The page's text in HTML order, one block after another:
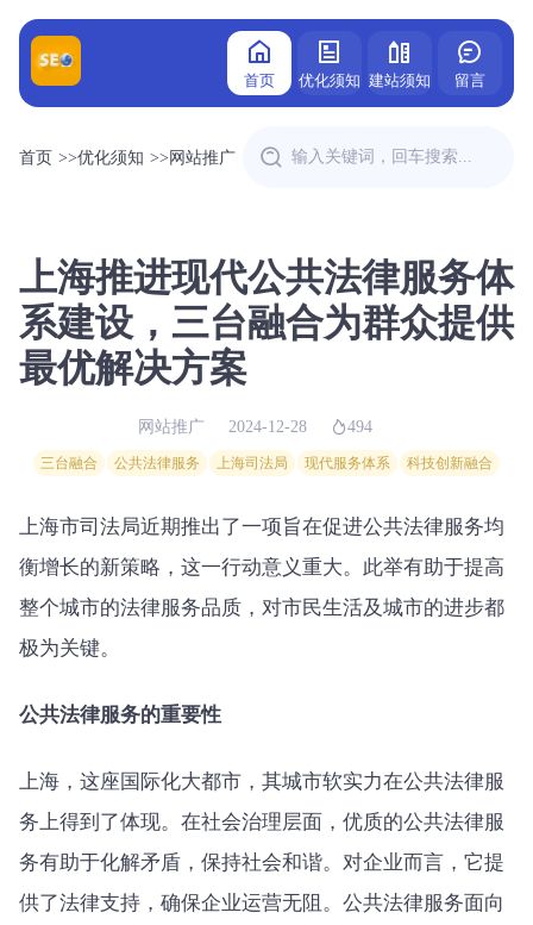
首页 优化须知 建站须知 留言
首页 >>优化须知 >>网站推广
上海推进现代公共法律服务体
系建设，三台融合为群众提供
最优解决方案
网站推广 2024-12-28 494
三台融合 公共法律服务 上海司法局 现代服务体系 科技创新融合
上海市司法局近期推出了一项旨在促进公共法律服务均
衡增长的新策略，这一行动意义重大。此举有助于提高
整个城市的法律服务品质，对市民生活及城市的进步都
极为关键。
公共法律服务的重要性
上海，这座国际化大都市，其城市软实力在公共法律服
务上得到了体现。在社会治理层面，优质的公共法律服
务有助于化解矛盾，保持社会和谐。对企业而言，它提
供了法律支持，确保企业运营无阻。公共法律服务面向